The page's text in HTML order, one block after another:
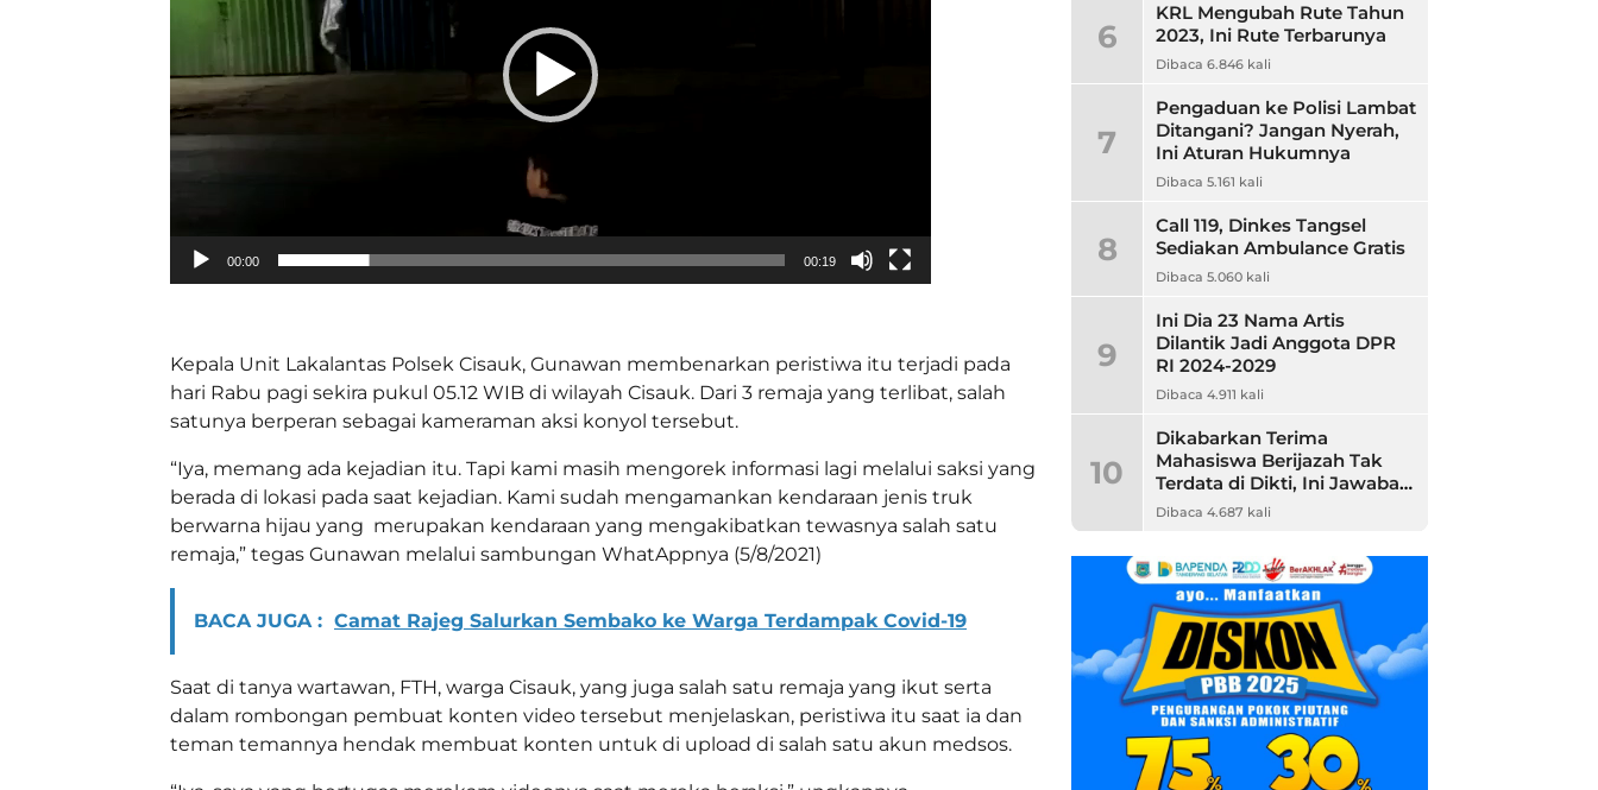
00:00 00:19
Kepala Unit Lakalantas Polsek Cisauk, Gunawan membenarkan peristiwa itu terjadi pada
hari Rabu pagi sekira pukul 05.12 WIB di wilayah Cisauk. Dari 3 remaja yang terlibat, salah
satunya berperan sebagai kameraman aksi konyol tersebut.
“Iya, memang ada kejadian itu. Tapi kami masih mengorek informasi lagi melalui saksi yang
berada di lokasi pada saat kejadian. Kami sudah mengamankan kendaraan jenis truk
berwarna hijau yang merupakan kendaraan yang mengakibatkan tewasnya salah satu
remaja,” tegas Gunawan melalui sambungan WhatAppnya (5/8/2021)
BACA JUGA : Camat Rajeg Salurkan Sembako ke Warga Terdampak Covid-19
Saat di tanya wartawan, FTH, warga Cisauk, yang juga salah satu remaja yang ikut serta
dalam rombongan pembuat konten video tersebut menjelaskan, peristiwa itu saat ia dan
teman temannya hendak membuat konten untuk di upload di salah satu akun medsos.
6
KRL Mengubah Rute Tahun
2023, Ini Rute Terbarunya
Dibaca 6.846 kali
7
Pengaduan ke Polisi Lambat
Ditangani? Jangan Nyerah,
Ini Aturan Hukumnya
Dibaca 5.161 kali
8
Call 119, Dinkes Tangsel
Sediakan Ambulance Gratis
Dibaca 5.060 kali
9
Ini Dia 23 Nama Artis
Dilantik Jadi Anggota DPR
RI 2024-2029
Dibaca 4.911 kali
10
Dikabarkan Terima
Mahasiswa Berijazah Tak
Terdata di Dikti, Ini Jawaban
Unpam
Dibaca 4.687 kali